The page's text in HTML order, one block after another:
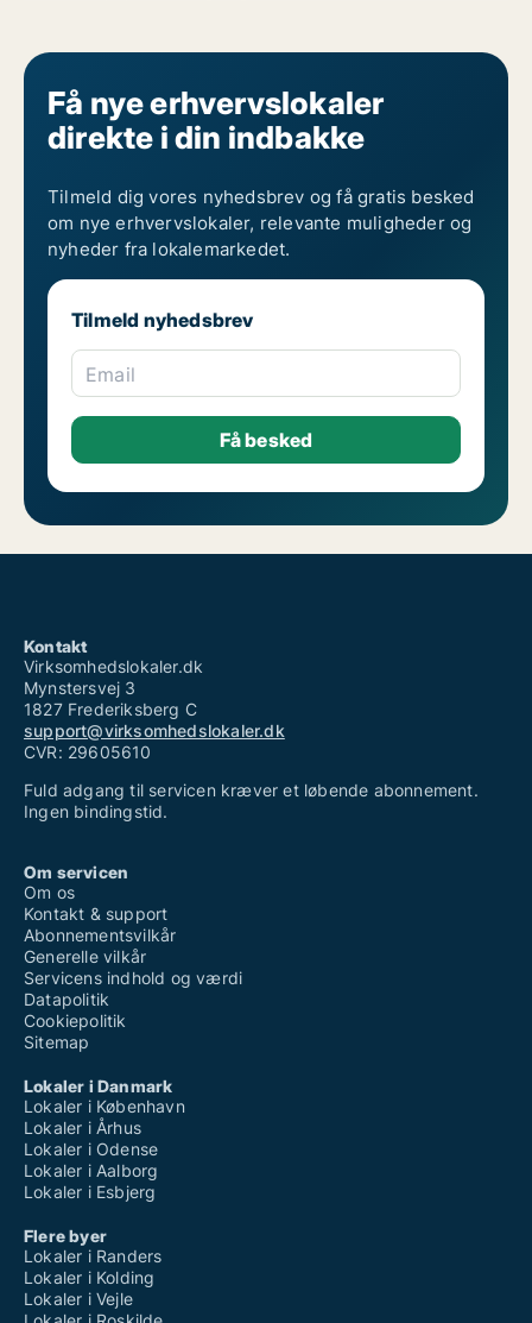
Få nye erhvervslokaler
direkte i din indbakke
Tilmeld dig vores nyhedsbrev og få gratis besked
om nye erhvervslokaler, relevante muligheder og
nyheder fra lokalemarkedet.
Tilmeld nyhedsbrev
Email
Kontakt
Virksomhedslokaler.dk
Mynstersvej 3
1827 Frederiksberg C
support@virksomhedslokaler.dk
CVR: 29605610
Fuld adgang til servicen kræver et løbende abonnement.
Ingen bindingstid.
Om servicen
Om os
Kontakt & support
Abonnementsvilkår
Generelle vilkår
Servicens indhold og værdi
Datapolitik
Cookiepolitik
Sitemap
Lokaler i Danmark
Lokaler i København
Lokaler i Århus
Lokaler i Odense
Lokaler i Aalborg
Lokaler i Esbjerg
Flere byer
Lokaler i Randers
Lokaler i Kolding
Lokaler i Vejle